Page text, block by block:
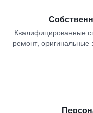
Квалифицированные
ремонт, оригинальные